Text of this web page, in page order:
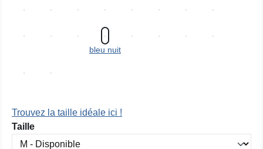
bleu nuit
Trouvez la taille idéale ici !
Sélectionnez
Taille